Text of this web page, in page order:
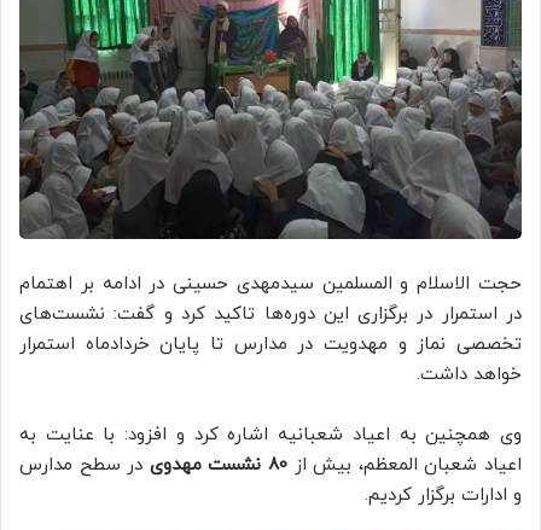
حجت الاسلام و المسلمین سیدمهدی حسینی در ادامه بر اهتمام
در استمرار در برگزاری این دوره‌ها تاکید کرد و گفت: نشست‌های
تخصصی نماز و مهدویت در مدارس تا پایان خردادماه‌ استمرار
خواهد داشت.
وی همچنین به اعیاد شعبانیه اشاره کرد و افزود: با عنایت به
اعیاد شعبان المعظم، بیش از
در سطح مدارس
و ادارات برگزار کردیم.